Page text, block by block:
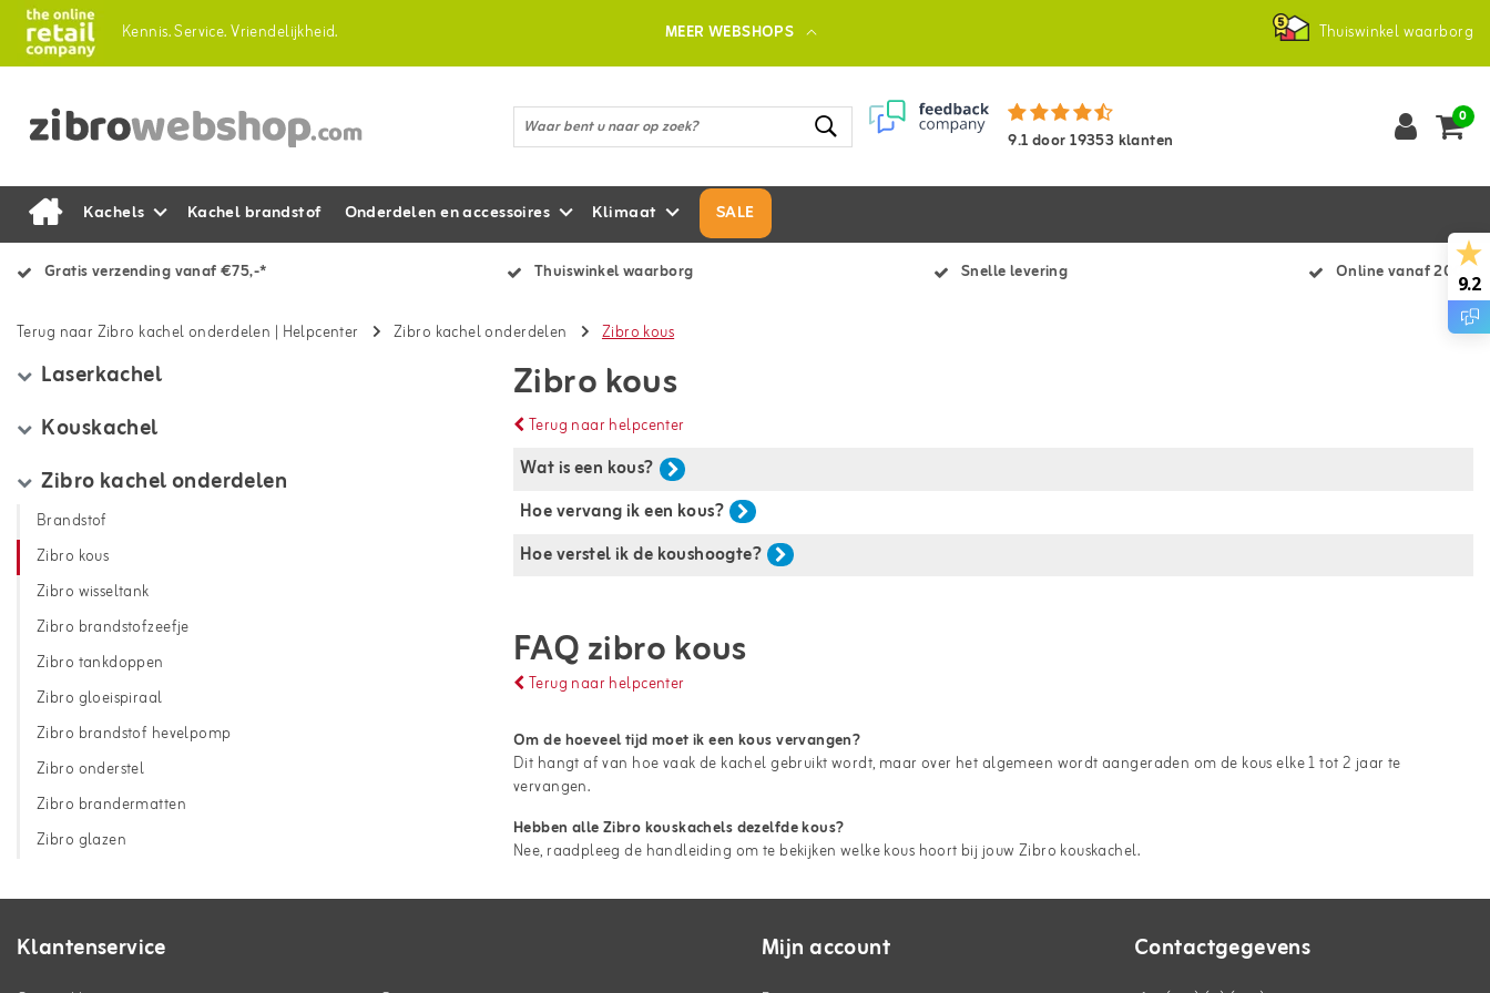
Kennis.Service.Vriendelijkheid. MEER WEBSHOPS Thuiswinkel waarborg
9.1door19353 klanten
0
Kachels Kachel brandstof Onderdelen en accessoires Klimaat SALE
Gratis verzending vanaf €75,-* Thuiswinkel waarborg Snelle levering Online vanaf 2007
Terug naar Zibro kachel onderdelen | Helpcenter Zibro kachel onderdelen Zibro kous
Laserkachel
Kouskachel
Zibro kachel onderdelen
Brandstof
Zibro kous
Zibro wisseltank
Zibro brandstofzeefje
Zibro tankdoppen
Zibro gloeispiraal
Zibro brandstof hevelpomp
Zibro onderstel
Zibro brandermatten
Zibro glazen
Zibro kous
Terug naar helpcenter
Wat is een kous?
Hoe vervang ik een kous?
Hoe verstel ik de koushoogte?
FAQ zibro kous
Terug naar helpcenter
Om de hoeveel tijd moet ik een kous vervangen?
Dit hangt af van hoe vaak de kachel gebruikt wordt, maar over het algemeen wordt aangeraden om de kous elke 1 tot 2 jaar te
vervangen.
Hebben alle Zibro kouskachels dezelfde kous?
Nee, raadpleeg de handleiding om te bekijken welke kous hoort bij jouw Zibro kouskachel.
Klantenservice Mijn account Contactgegevens
9.2